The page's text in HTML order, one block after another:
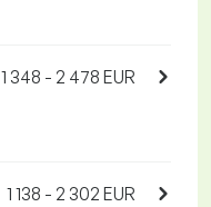
1 348 - 2 478 EUR
1 138 - 2 302 EUR